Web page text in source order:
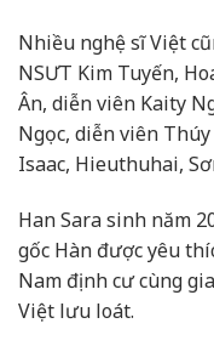
Nhiều nghệ sĩ Việt
NSƯT Kim Tuyến,
Ân, diễn viên Kaity
Ngọc, diễn viên
Isaac, Hieuthuhai,
Han Sara sinh năm
gốc Hàn được yêu
Nam định cư cùng
Việt lưu loát.